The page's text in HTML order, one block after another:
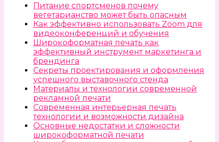
Питание спортсменов почему
вегетарианство может быть опасным
Как эффективно использовать Zoom для
видеоконференций и обучения
Широкоформатная печать как
эффективный инструмент маркетинга и
брендинга
Секреты проектирования и оформления
успешного выставочного стенда
Материалы и технологии современной
рекламной печати
Современная интерьерная печать
технологии и возможности дизайна
Основные недостатки и сложности
широкоформатной печати